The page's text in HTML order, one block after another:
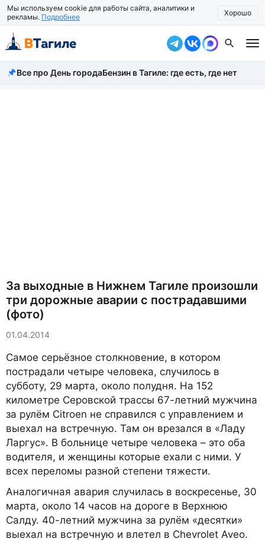
Мы используем cookie для работы сайта, аналитики и
рекламы. Подробнее Хорошо
Все новости
Все про День городаБензин в Тагиле: где есть, где нет
За выходные в Нижнем Тагиле произошли
три дорожные аварии с пострадавшими
(фото)
01.04.2014
Самое серьёзное столкновение, в котором
пострадали четыре человека, случилось в
субботу, 29 марта, около полудня. На 152
километре Серовской трассы 67-летний мужчина
за рулём Citroen не справился с управлением и
выехал на встречную. Там он врезался в «Ладу
Ларгус». В больнице четыре человека – это оба
водителя, и женщины которые ехали с ними. У
всех переломы разной степени тяжести.
Аналогичная авария случилась в воскресенье, 30
марта, около 14 часов на дороге в Верхнюю
Салду. 40-летний мужчина за рулём «десятки»
выехал на встречную и влетел в Chevrolet Aveo.